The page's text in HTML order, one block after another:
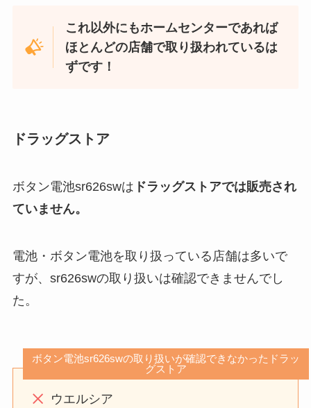
これ以外にもホームセンターであれば
ほとんどの店舗で取り扱われているは
ずです！
ドラッグストア
ボタン電池sr626swは ドラッグストアでは販売され
ていません。
電池・ボタン電池を取り扱っている店舗は多いで
すが、sr626swの取り扱いは確認できませんでし
た。
ボタン電池sr626swの取り扱いが確認できなかったドラッ
グストア
ウエルシア